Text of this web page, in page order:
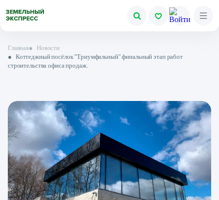
Главная●
Новости
● Коттеджный посёлок "Триумфальный" финальный этап работ
строительства офиса продаж.